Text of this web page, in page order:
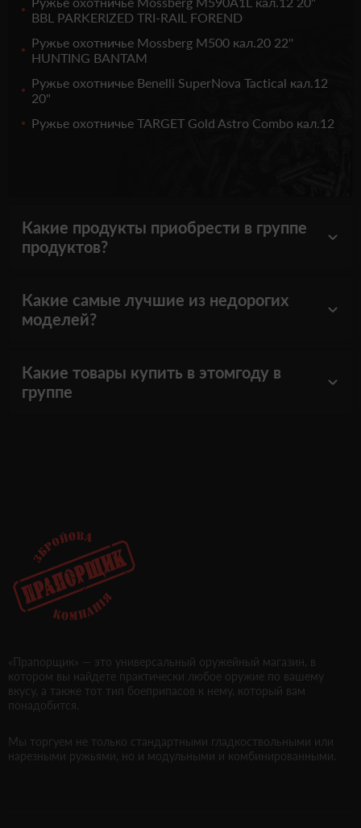
BBL PARKERIZED TRI-RAIL FOREND
Ружье охотничье Mossberg М500 кал.20 22''
HUNTING BANTAM
Ружье охотничье Benelli SuperNova Tactical кал.12
20"
Ружье охотничье TARGET Gold Astro Combo кал.12
Какие продукты приобрести в группе
продуктов?
Какие самые лучшие из недорогих
моделей?
Какие товары купить в этомгоду в
группе
«Прапорщик» — это универсальный оружейный магазин, в
котором вы найдете практически любое оружие по вашему
вкусу, а также тот тип боеприпасов к нему, который вам
понадобится.
Мы торгуем не только стандартными гладкоствольными или
нарезными ружьями, но и модульными и комбинированными.